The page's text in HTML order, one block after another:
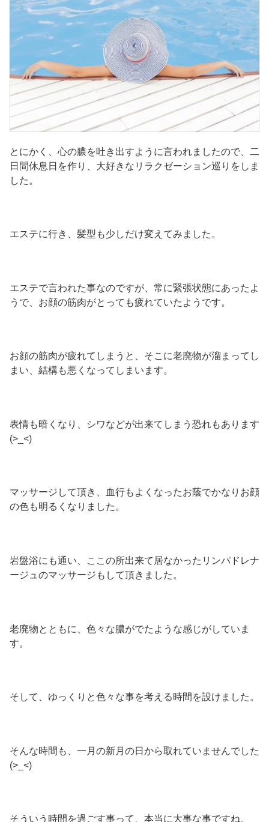
とにかく、心の膿を吐き出すように言われましたので、二
日間休息日を作り、大好きなリラクゼーション巡りをしま
した。
エステに行き、髪型も少しだけ変えてみました。
エステで言われた事なのですが、常に緊張状態にあったよ
うで、お顔の筋肉がとっても疲れていたようです。
お顔の筋肉が疲れてしまうと、そこに老廃物が溜まってし
まい、結構も悪くなってしまいます。
表情も暗くなり、シワなどが出来てしまう恐れもあります
(>_<)
マッサージして頂き、血行もよくなったお蔭でかなりお顔
の色も明るくなりました。
岩盤浴にも通い、ここの所出来て居なかったリンパドレナ
ージュのマッサージもして頂きました。
老廃物とともに、色々な膿がでたような感じがしていま
す。
そして、ゆっくりと色々な事を考える時間を設けました。
そんな時間も、一月の新月の日から取れていませんでした
(>_<)
そういう時間を過ごす事って、本当に大事な事ですね。